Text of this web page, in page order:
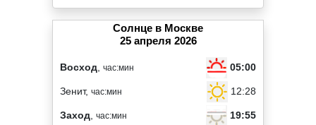
Солнце в Москве
25 апреля 2026
Восход час:мин 05:00
Зенит, час:мин 12:28
Заход час:мин
19:55